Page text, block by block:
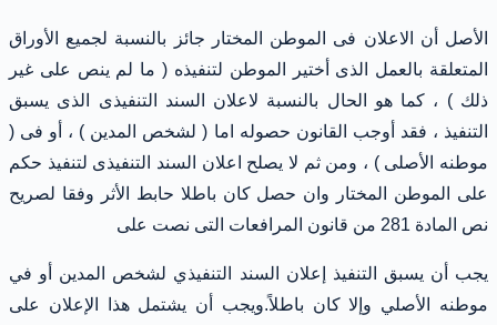
الأصل أن الاعلان فى الموطن المختار جائز بالنسبة لجميع الأوراق
المتعلقة بالعمل الذى أختير الموطن لتنفيذه ( ما لم ينص على غير
ذلك ) ، كما هو الحال بالنسبة لاعلان السند التنفيذى الذى يسبق
التنفيذ ، فقد أوجب القانون حصوله اما ( لشخص المدين ) ، أو فى (
موطنه الأصلى ) ، ومن ثم لا يصلح اعلان السند التنفيذى لتنفيذ حكم
على الموطن المختار وان حصل كان باطلا حابط الأثر وفقا لصريح
نص المادة 281 من قانون المرافعات التى نصت على
يجب أن يسبق التنفيذ إعلان السند التنفيذي لشخص المدين أو في
موطنه الأصلي وإلا كان باطلاً.ويجب أن يشتمل هذا الإعلان على